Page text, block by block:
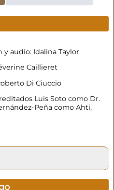
y audio: Idalina Taylor
Caillieret
Di Ciuccio
Luis Soto como Dr.
Peña como Ahti,